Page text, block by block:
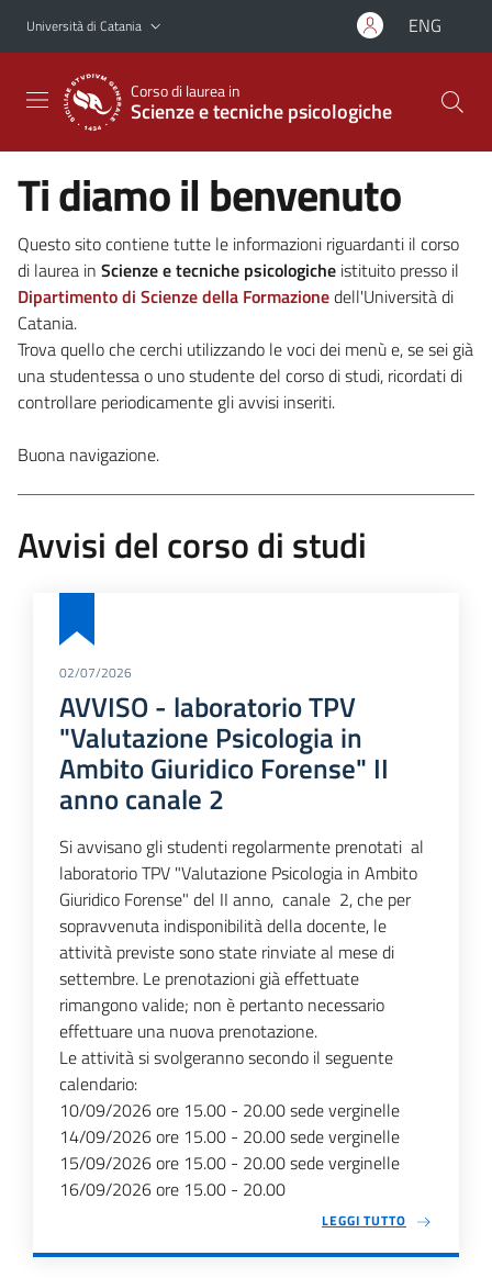
Vai al contenuto principale
Vai al menu di navigazione
Università di Catania ENG
Corso di laurea in
Scienze e tecniche psicologiche
Ti diamo il benvenuto
Questo sito contiene tutte le informazioni riguardanti il corso
di laurea in Scienze e tecniche psicologiche istituito presso il
Dipartimento di Scienze della Formazionedell'Università di
Catania.
Trova quello che cerchi utilizzando le voci dei menù e, se sei già
una studentessa o uno studente del corso di studi, ricordati di
controllare periodicamente gli avvisi inseriti.
Buona navigazione.
Avvisi del corso di studi
02/07/2026
AVVISO - laboratorio TPV
"Valutazione Psicologia in
Ambito Giuridico Forense" II
anno canale 2
Si avvisano gli studenti regolarmente prenotati al
laboratorio TPV "Valutazione Psicologia in Ambito
Giuridico Forense" del II anno, canale 2, che per
sopravvenuta indisponibilità della docente, le
attività previste sono state rinviate al mese di
settembre. Le prenotazioni già effettuate
rimangono valide; non è pertanto necessario
effettuare una nuova prenotazione.
Le attività si svolgeranno secondo il seguente
calendario:
10/09/2026 ore 15.00 - 20.00 sede verginelle
14/09/2026 ore 15.00 - 20.00 sede verginelle
15/09/2026 ore 15.00 - 20.00 sede verginelle
16/09/2026 ore 15.00 - 20.00
LEGGI TUTTO